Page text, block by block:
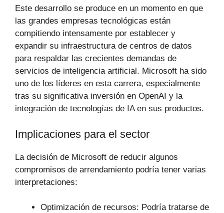
Este desarrollo se produce en un momento en que
las grandes empresas tecnológicas están
compitiendo intensamente por establecer y
expandir su infraestructura de centros de datos
para respaldar las crecientes demandas de
servicios de inteligencia artificial. Microsoft ha sido
uno de los líderes en esta carrera, especialmente
tras su significativa inversión en OpenAI y la
integración de tecnologías de IA en sus productos.
Implicaciones para el sector
La decisión de Microsoft de reducir algunos
compromisos de arrendamiento podría tener varias
interpretaciones:
Optimización de recursos: Podría tratarse de